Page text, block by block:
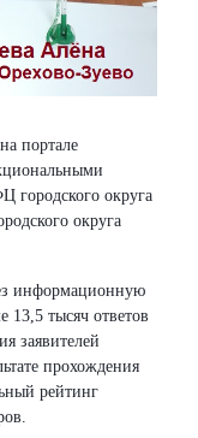
портале
городского округа
округа
информационную
13,5 тысяч ответов
заявителей
прохождения
рейтинг